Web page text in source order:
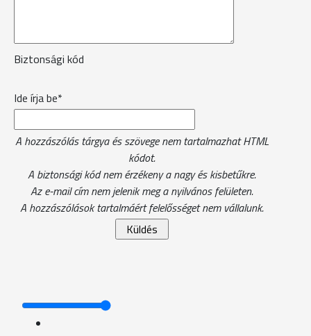
Biztonsági kód
Ide írja be*
A hozzászólás tárgya és szövege nem tartalmazhat HTML
kódot.
A biztonsági kód nem érzékeny a nagy és kisbetűkre.
Az e-mail cím nem jelenik meg a nyilvános felületen.
A hozzászólások tartalmáért felelősséget nem vállalunk.